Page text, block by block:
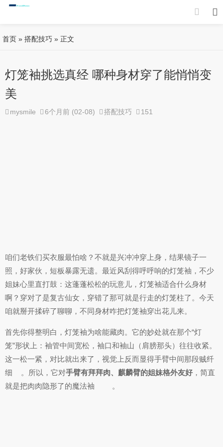
首页 » 搭配技巧 » 正文
灯笼袖挑选真经 哪种身材穿了能悄悄变
美
mysmile 6个月前 (02-08) 搭配技巧 151
咱们老铁们买衣服最怕啥？不就是兴冲冲穿上身，结果镜子一
照，好家伙，短板暴露无遗。最近风刮得呼呼响的灯笼袖，不少
姐妹心里直打鼓：这蓬蓬松松的玩意儿，灯笼袖适合什么身材
啊？穿对了是复古仙女，穿错了那可就是行走的灯笼柱了。今天
咱就掰开揉碎了聊聊，不同身材咋把灯笼袖穿出花儿来。
首先你得整明白，灯笼袖为啥能藏肉。它的妙处就在那个“灯
笼”形状上：袖管中间宽松，袖口和袖山（肩膀那头）往往收紧。
这一松一紧，对比就出来了，视觉上反而显得手臂中间那段贼纤
细
。所以，它对手臂有拜拜肉、麒麟臂的姐妹格外友好 ，简直
就是把肉肉隐形了的魔法袖
。